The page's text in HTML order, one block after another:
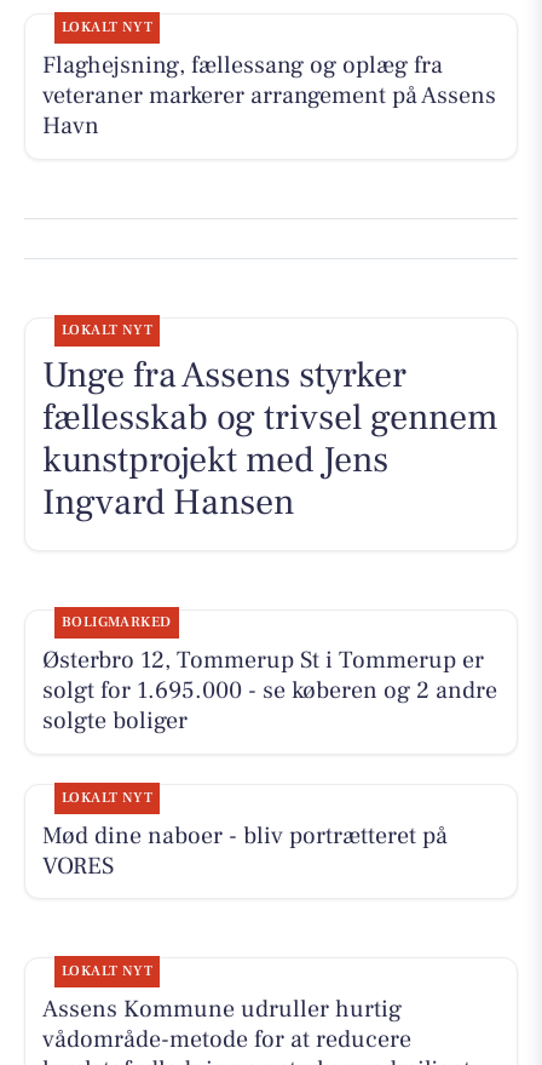
LOKALT NYT
Flaghejsning, fællessang og oplæg fra
veteraner markerer arrangement på Assens
Havn
LOKALT NYT
Unge fra Assens styrker
fællesskab og trivsel gennem
kunstprojekt med Jens
Ingvard Hansen
BOLIGMARKED
Østerbro 12, Tommerup St i Tommerup er
solgt for 1.695.000 - se køberen og 2 andre
solgte boliger
LOKALT NYT
Mød dine naboer - bliv portrætteret på
VORES
LOKALT NYT
Assens Kommune udruller hurtig
vådområde-metode for at reducere